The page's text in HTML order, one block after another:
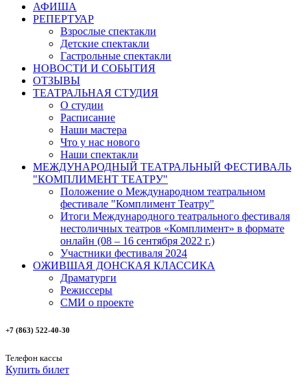
АФИША
РЕПЕРТУАР
Взрослые спектакли
Детские спектакли
Гастрольные спектакли
НОВОСТИ И СОБЫТИЯ
ОТЗЫВЫ
ТЕАТРАЛЬНАЯ СТУДИЯ
О студии
Расписание
Наши мастера
Что у нас нового
Наши спектакли
МЕЖДУНАРОДНЫЙ ТЕАТРАЛЬНЫЙ ФЕСТИВАЛЬ
"КОМПЛИМЕНТ ТЕАТРУ"
Положение о Международном театральном
фестивале "Комплимент Театру"
Итоги Международного театрального фестиваля
нестоличных театров «Комплимент» в формате
онлайн (08 – 16 сентября 2022 г.)
Участники фестиваля 2024
ОЖИВШАЯ ДОНСКАЯ КЛАССИКА
Драматурги
Режиссеры
СМИ о проекте
+7 (863) 522-40-30
Телефон кассы
Купить билет